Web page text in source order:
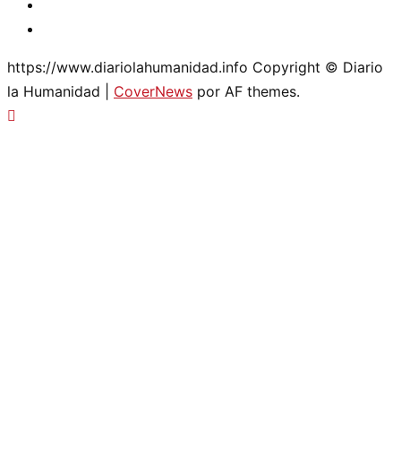
https://www.diariolahumanidad.info Copyright © Diario
la Humanidad
CoverNews por AF themes.